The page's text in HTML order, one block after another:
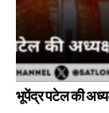
भूपेंद्र पटेल की